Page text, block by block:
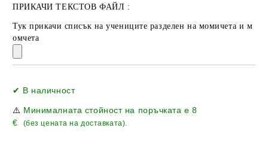
ПРИКАЧИ ТЕКСТОВ ФАЙЛ :
Тук прикачи списък на учениците разделен на момичета и м
омчета
✔ В наличност
⚠️ Минималната стойност на поръчката е8
€
(без цената на доставката).